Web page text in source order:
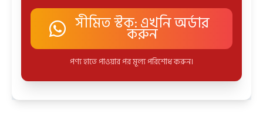
সীমিত স্টক: এখনি অর্ডার
করুন
পণ্য হাতে পাওয়ার পর মূল্য পরিশোধ করুন।